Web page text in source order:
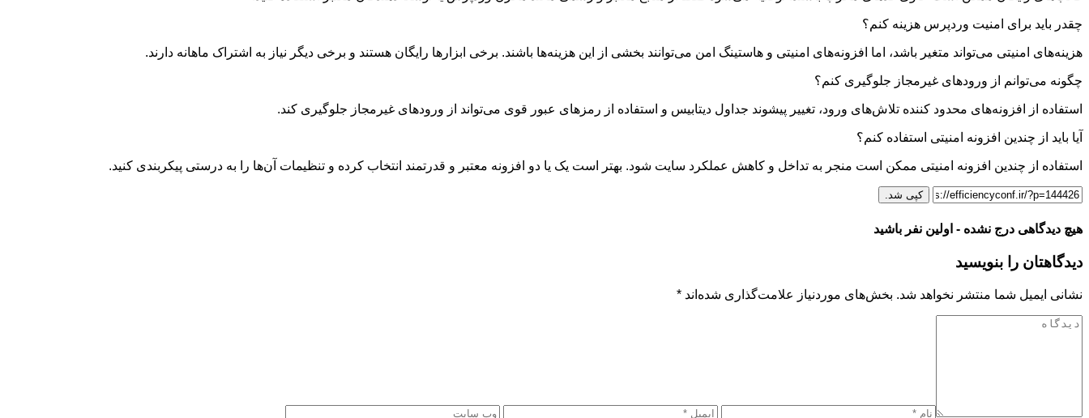
چقدر باید برای امنیت وردپرس هزینه کنم؟
هزینه‌های امنیتی می‌تواند متغیر باشد، اما افزونه‌های امنیتی و هاستینگ امن می‌توانند بخشی از این هزینه‌ها باشند. برخی ابزارها رایگان هستند و برخی دیگر نیاز به اشتراک ماهانه دارند.
چگونه می‌توانم از ورودهای غیرمجاز جلوگیری کنم؟
استفاده از افزونه‌های محدود کننده تلاش‌های ورود، تغییر پیشوند جداول دیتابیس و استفاده از رمزهای عبور قوی می‌تواند از ورودهای غیرمجاز جلوگیری کند.
آیا باید از چندین افزونه امنیتی استفاده کنم؟
استفاده از چندین افزونه امنیتی ممکن است منجر به تداخل و کاهش عملکرد سایت شود. بهتر است یک یا دو افزونه معتبر و قدرتمند انتخاب کرده و تنظیمات آن‌ها را به درستی پیکربندی کنید.
کپی شد.
هیچ دیدگاهی درج نشده - اولین نفر باشید
دیدگاهتان را بنویسید
نشانی ایمیل شما منتشر نخواهد شد. بخش‌های موردنیاز علامت‌گذاری شده‌اند *